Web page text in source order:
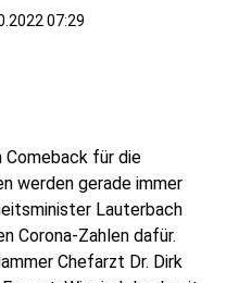
07:29
Comeback für die
werden gerade immer
Lauterbach
Corona-Zahlen dafür.
Chefarzt Dr. Dirk